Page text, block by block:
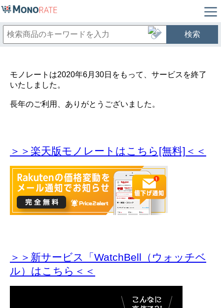
検索
モノレートは2020年6月30日をもって、サービスを終了
いたしました。
長年のご利用、ありがとうございました。
＞＞楽天版モノレートはこちら[無料]＜＜
＞＞新サービス「WatchBell（ウォッチベ
ル）はこちら＜＜